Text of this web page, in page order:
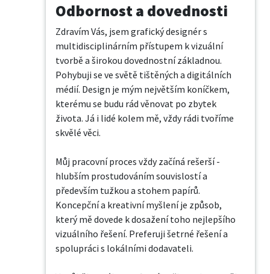
Odbornost a dovednosti
Zdravím Vás, jsem grafický designér s
multidisciplinárním přístupem k vizuální
tvorbě a širokou dovednostní základnou.
Pohybuji se ve světě tištěných a digitálních
médií. Design je mým největším koníčkem,
kterému se budu rád věnovat po zbytek
života. Já i lidé kolem mě, vždy rádi tvoříme
skvělé věci.
​Můj pracovní proces vždy začíná rešerší -
hlubším prostudováním souvislostí a
především tužkou a stohem papírů.
Koncepční a kreativní myšlení je způsob,
který mě dovede k dosažení toho nejlepšího
vizuálního řešení. Preferuji šetrné řešení a
spolupráci s lokálními dodavateli.